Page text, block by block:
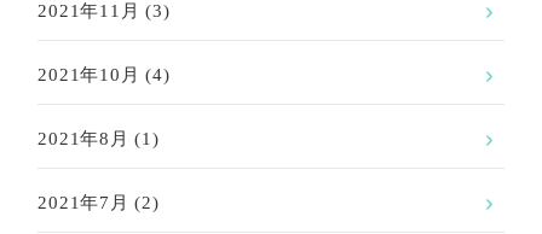
2021年11月 (3)
2021年10月 (4)
2021年8月 (1)
2021年7月 (2)